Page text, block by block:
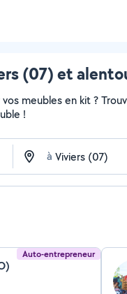
(07) et
meubles en kit ?
!
à
Auto-entrepreneur